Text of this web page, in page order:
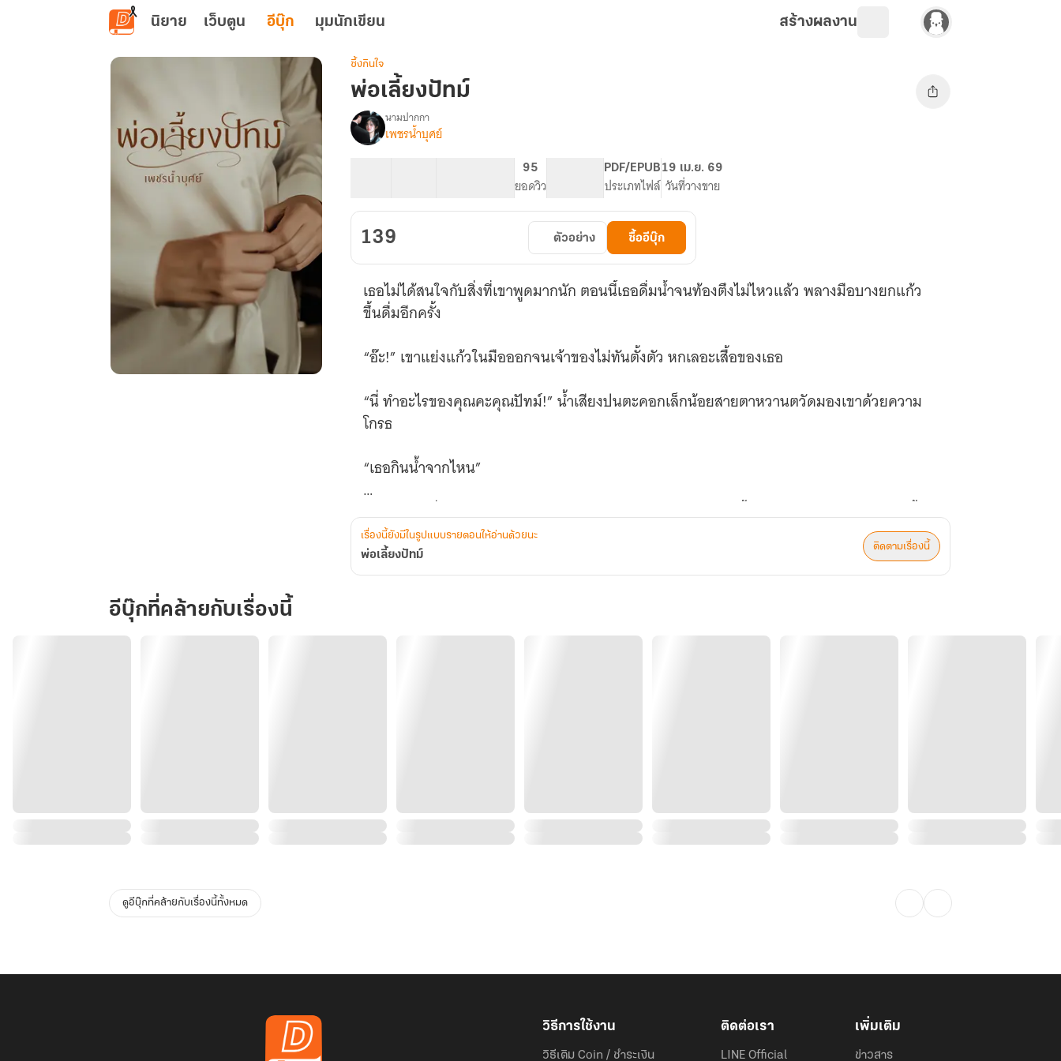
ข้ามไปยังเนื้อหาหลัก
นิยาย เว็บตูน อีบุ๊ก มุมนักเขียน สร้างผลงาน
ซึ้งกินใจ
พ่อเลี้ยงปัทม์
เรื่อง
พ่อ
นามปากกา
เพชรน้ำบุศย์
95
ยอดวิว
PDF/EPUB
ประเภทไฟล์
19 เม.ย. 69
วันที่วางขาย
139 ตัวอย่าง ซื้ออีบุ๊ก
เธอไม่ได้สนใจกับสิ่งที่เขาพูดมากนัก ตอนนี้เธอดื่มน้ำจนท้องตึงไม่ไหวแล้ว พลางมือบางยกแก้ว
ขึ้นดื่มอีกครั้ง
“อ๊ะ!” เขาแย่งแก้วในมือออกจนเจ้าของไม่ทันตั้งตัว หกเลอะเสื้อของเธอ
“นี่ ทำอะไรของคุณคะคุณปัทม์!” น้ำเสียงปนตะคอกเล็กน้อยสายตาหวานตวัดมองเขาด้วยความ
โกรธ
“เธอกินน้ำจากไหน”
“ก็จากก๊อกที่ล้างจาน” เธอพูดเรียบเฉย เพราะเธอเอามาจากตรงนั้นจริง ๆ คนฟังรู้สึกผิดก่อตัวขึ้น
ในอกทันที
“ไม่ต้องกินแล้ว”
มองออกไปนอกหน้าต่างบานใหญ่ที่มีเพียงดวงดาวกระจ่างแจ้งในความมืดมิด
ไม่มีคำว่ารัก ไม่มีคำสัญญา มีเพียงความต้องการที่ร่างกายของคนทั้งสองพยายามไม่ยอมรับ แม้ภ
ริตาไม่ได้ขัดขืนไม่ใช่เพราะอยากใกล้ชิดแต่เพราะเธอรู้ดีว่า ต่อให้ผลักเขาออกไปเธอก็ไม่มีที่ให้หนี
คืนนั้น บ้านไม้ท้ายไร่จึงไม่ได้เป็นเพียงที่เนรเทศแต่มันกลายเป็นความลับระหว่างเขากับเธอความ
ลับที่ยิ่งเขาพยายามผลักไสก็ยิ่งดึงดูดเขาให้กลับมา ทั้งที่ปากบอกว่าเธอไม่มีที่ยืนในบ้านใหญ่
ปกคลุมไร่องุ่น
เรื่องนี้ยังมีในรูปแบบรายตอนให้อ่านด้วยนะ
พ่อเลี้ยงปัทม์
ติดตามเรื่องนี้
อีบุ๊กที่คล้ายกับเรื่องนี้
ดูอีบุ๊กที่คล้ายกับเรื่องนี้ทั้งหมด
วิธีการใช้งาน
วิธีเติม Coin / ชำระเงิน
ติดต่อเรา
LINE Official
เพิ่มเติม
ข่าวสาร